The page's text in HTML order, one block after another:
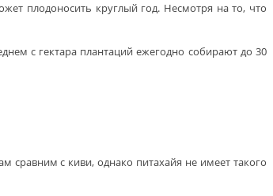
плодоносить круглый год. Несмотря на то, что
с гектара плантаций ежегодно собирают до 30
сравним с киви, однако питахайя не имеет такого